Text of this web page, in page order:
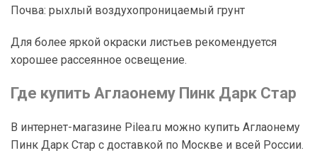
Почва: рыхлый воздухопроницаемый грунт
Для более яркой окраски листьев рекомендуется
хорошее рассеянное освещение.
Где купить Аглаонему Пинк Дарк Стар
В интернет-магазине Pilea.ru можно купить Аглаонему
Пинк Дарк Стар с доставкой по Москве и всей России.